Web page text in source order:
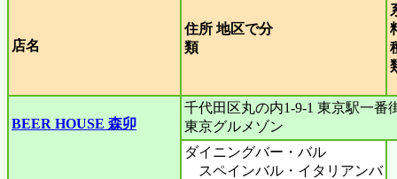
店名
住所 地区で分
類
BEER HOUSE 森卯
千代田区丸の内1-9-1 東京駅一番
東京グルメゾン
ダイニングバー・バル
スペインバル・イタリアンバ